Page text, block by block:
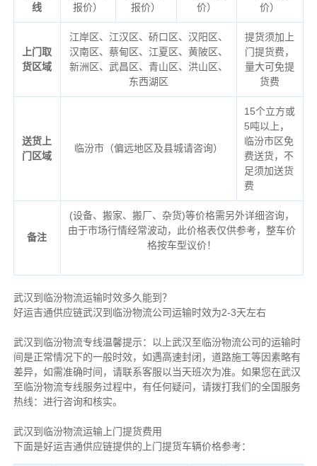
线
报价）
报价）
价）
价）
上门取
货区域
江岸区、江汉区、硚口区、汉阳区、
汉南区、蔡甸区、江夏区、黄陂区、
新洲区、武昌区、青山区、洪山区、
东西湖区
提货须加上
门提货费，
量大可免提
货费
送货上
门区域
临汾市（偏远地区及县城请咨询）
15个立方或
5吨以上，
临汾市区免
费送货，不
足须加送货
费
备注
(设备、搬家、搬厂、杂货)等价格需另外详细咨询，
由于市场行情经常波动，此价格表仅供参考，整车价
格按车型议价！
武汉到临汾物流运输时效多久能到？
好运吉通供应链武汉到临汾物流公司运输时效为2-3天左右
武汉到临汾物流专线温馨提示：以上武汉至临汾物流公司的运输时
间是正常情况下的一般时效，如遇高速封闭，道路施工等因素略有
差异，如需准确时间，请联系客服以当天班次为准。如果您在武汉
至临汾物流专线服务过程中，有任何疑问，请拨打我们的全国服务
热线：进行咨询和核实。
武汉到临汾物流运输上门提货费用
下面是好运吉通供应链提供的上门提货车辆价格参考：